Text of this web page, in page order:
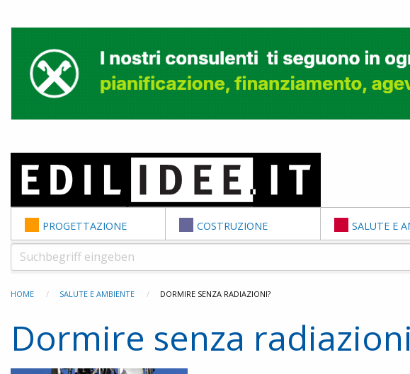
PROGETTAZIONE COSTRUZIONE SALUTE E
HOME SALUTE E AMBIENTE DORMIRE SENZA RADIAZIONI?
Dormire senza